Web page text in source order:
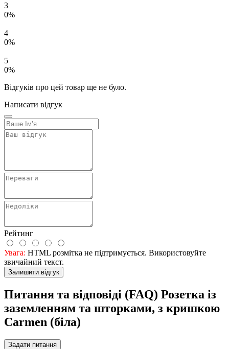
3
0%
4
0%
5
0%
Відгуків про цей товар ще не було.
Написати відгук
Рейтинг
Увага: HTML розмітка не підтримується. Використовуйте
звичайний текст.
Залишити відгук
Питання та відповіді (FAQ) Розетка із
заземленням та шторками, з кришкою
Carmen (біла)
Задати питання